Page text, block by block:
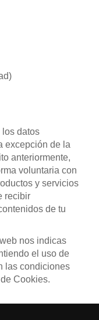
los datos
excepción de la
anteriormente,
voluntaria con
y servicios
recibir
de tu
nos indicas
el uso de
las condiciones
Cookies.